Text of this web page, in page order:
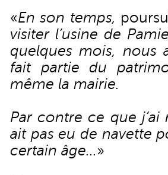
«En son temps,
visiter l’usine de
quelques mois, nous
fait partie du
même la mairie.
Par contre ce que j’ai
ait pas eu de navette
certain âge...»